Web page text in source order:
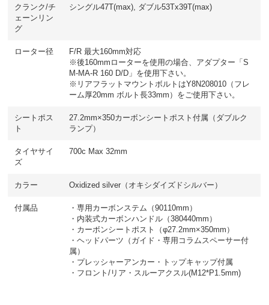
クランク/チ
ェーンリン
グ
シングル47T(max), ダブル53Tx39T(max)
ローター径
F/R 最大160mm対応
※後160mmローターを使用の場合、アダプター「S
M-MA-R 160 D/D」を使用下さい。
※リアフラットマウントボルトはY8N208010（フレ
ーム厚20mm ボルト長33mm）をご使用下さい。
シートポス
ト
27.2mm×350カーボンシートポスト付属（ダブルク
ランプ）
タイヤサイ
ズ
700c Max 32mm
カラー Oxidized silver（オキシダイズドシルバー）
付属品
・専用カーボンステム（90110mm）
・内装式カーボンハンドル（380440mm）
・カーボンシートポスト（φ27.2mm×350mm）
・ヘッドパーツ（ガイド・専用コラムスペーサー付
属）
・プレッシャーアンカー・トップキャップ付属
・フロント/リア・スルーアクスル(M12*P1.5mm)